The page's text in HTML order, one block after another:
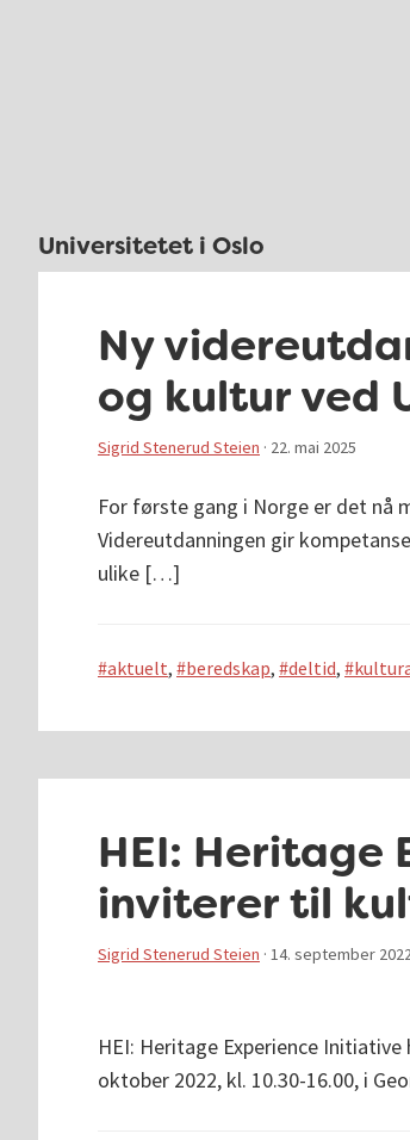
Universitetet i Oslo
Ny
og kultur ved
Sigrid Stenerud Steien · 22. mai 2025
For første gang i Norge er det nå
Videreutdanningen gir
ulike […]
aktuelt, beredskap, deltid,
HEI: Heritage
inviterer til
Sigrid Stenerud Steien · 14. september
HEI: Heritage Experience
oktober 2022, kl. 10.30-16.00, i